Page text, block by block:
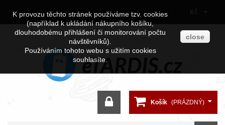
Košík (PRÁZDNÝ)
K provozu těchto stránek používáme tzv. cookies
(například k ukládání nákupního košíku,
dlouhodobému přihlášení či monitorování počtu
návštěvníků).
Používáním tohoto webu s užitím cookies
souhlasíte.
close